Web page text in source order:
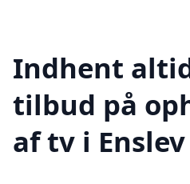
Indhent
tilbud på
af tv i Enslev